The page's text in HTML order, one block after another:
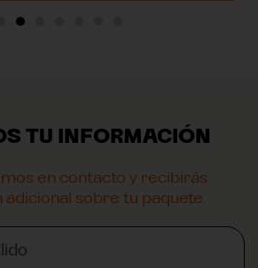
TU INFORMACIÓN
en contacto y recibirás
sobre tu paquete.